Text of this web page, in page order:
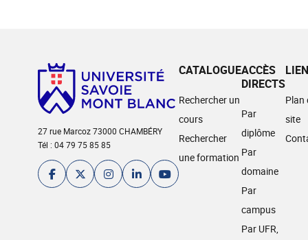
27 rue Marcoz 73000 CHAMBÉRY
Tél : 04 79 75 85 85
CATALOGUE
Rechercher un
cours
Rechercher
une formation
ACCÈS
DIRECTS
Par
diplôme
Par
domaine
Par
campus
Par UFR,
Plan
site